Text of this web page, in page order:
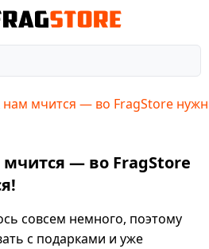
мчится — во FragStore
— во FragStore
совсем немного, поэтому
с подарками и уже